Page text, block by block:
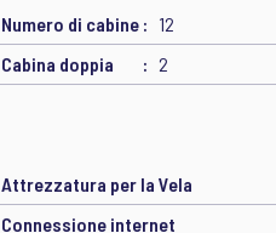
Numero di cabine
12
Cabina doppia 2
Attrezzatura per la Vela
Connessione internet